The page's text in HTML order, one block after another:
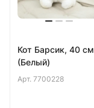
Кот Барсик, 40 см
(Белый)
Арт. 7700228